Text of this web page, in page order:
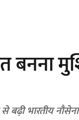
बनना
बढ़ी भारतीय